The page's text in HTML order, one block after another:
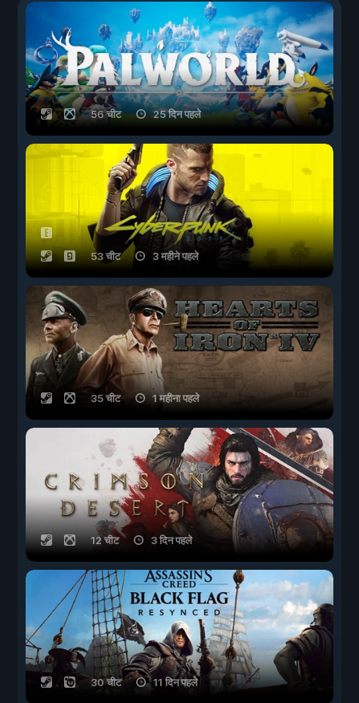
56 चीट 25 दिन पहले
53 चीट 3 महीने पहले
35 चीट 1 महीना पहले
12 चीट 3 दिन पहले
30 चीट 11 दिन पहले